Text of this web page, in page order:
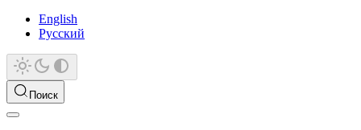
English
Русский
Поиск